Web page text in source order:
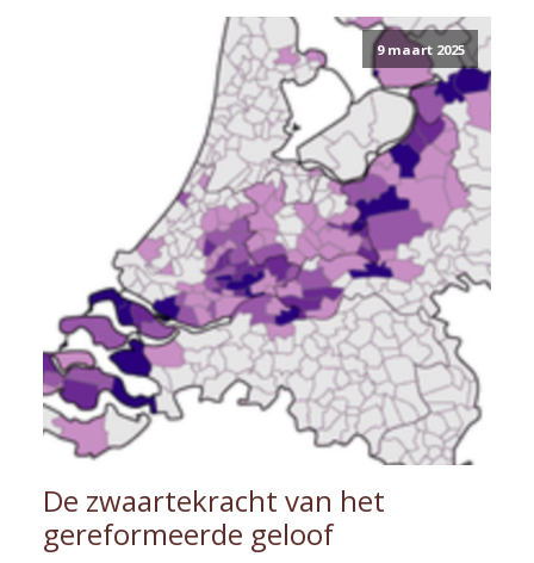
9 maart 2025
De zwaartekracht van het
gereformeerde geloof